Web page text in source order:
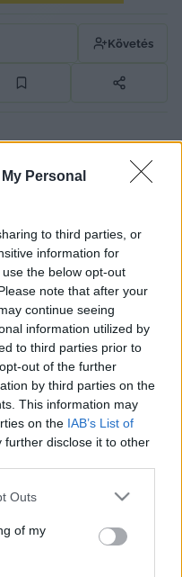
Personal
to third parties, or
information for
the below opt-out
note that after your
continue seeing
information utilized by
to third parties prior to
out of the further
by third parties on the
This information may
on the IAB’s List of
further disclose it to other
one or more Google
You may click to
its third-party tags to
in below Google
Outs
of my
Követés
és egészét sem
kockázat,
jelentette ki
Vasárnapi Újság
a magyar
meghirdetett
most is tart,
.
is, hogy az
tagállamokban élő
stratégia
órára elegendő